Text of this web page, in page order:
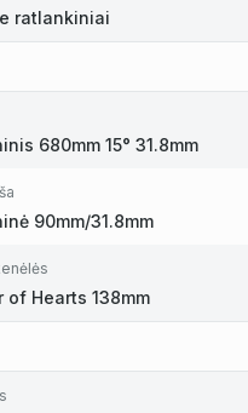
ratlankiniai
680mm 15° 31.8mm
90mm/31.8mm
of Hearts 138mm